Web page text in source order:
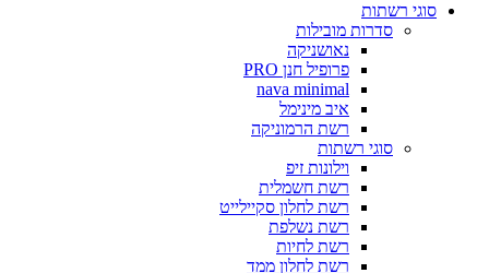
סוגי רשתות
סדרות מובילות
נאושניקה
פרופיל חנן PRO
nava minimal
איב מינימל
רשת הרמוניקה
סוגי רשתות
וילונות זיפ
רשת חשמלית
רשת לחלון סקיילייט
רשת נשלפת
רשת לחיות
רשת לחלון ממד